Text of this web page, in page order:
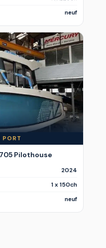
neuf
PORT
Pilothouse
2024
1 x 150ch
neuf